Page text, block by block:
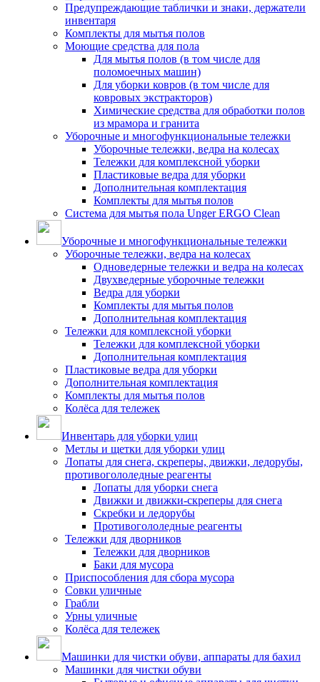
Предупреждающие таблички и знаки, держатели
инвентаря
Комплекты для мытья полов
Моющие средства для пола
Для мытья полов (в том числе для
поломоечных машин)
Для уборки ковров (в том числе для
ковровых экстракторов)
Химические средства для обработки полов
из мрамора и гранита
Уборочные и многофункциональные тележки
Уборочные тележки, ведра на колесах
Тележки для комплексной уборки
Пластиковые ведра для уборки
Дополнительная комплектация
Комплекты для мытья полов
Система для мытья пола Unger ERGO Clean
Уборочные и многофункциональные тележки
Уборочные тележки, ведра на колесах
Одноведерные тележки и ведра на колесах
Двухведерные уборочные тележки
Ведра для уборки
Комплекты для мытья полов
Дополнительная комплектация
Тележки для комплексной уборки
Тележки для комплексной уборки
Дополнительная комплектация
Пластиковые ведра для уборки
Дополнительная комплектация
Комплекты для мытья полов
Колёса для тележек
Инвентарь для уборки улиц
Метлы и щетки для уборки улиц
Лопаты для снега, скреперы, движки, ледорубы,
противогололедные реагенты
Лопаты для уборки снега
Движки и движки-скреперы для снега
Скребки и ледорубы
Противогололедные реагенты
Тележки для дворников
Тележки для дворников
Баки для мусора
Приспособления для сбора мусора
Совки уличные
Грабли
Урны уличные
Колёса для тележек
Машинки для чистки обуви, аппараты для бахил
Машинки для чистки обуви